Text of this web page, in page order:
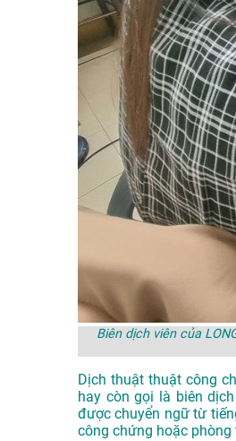
Biên dịch viên của
Dịch thuật thuật công
hay còn gọi là biên
được chuyển ngữ từ
công chứng hoặc